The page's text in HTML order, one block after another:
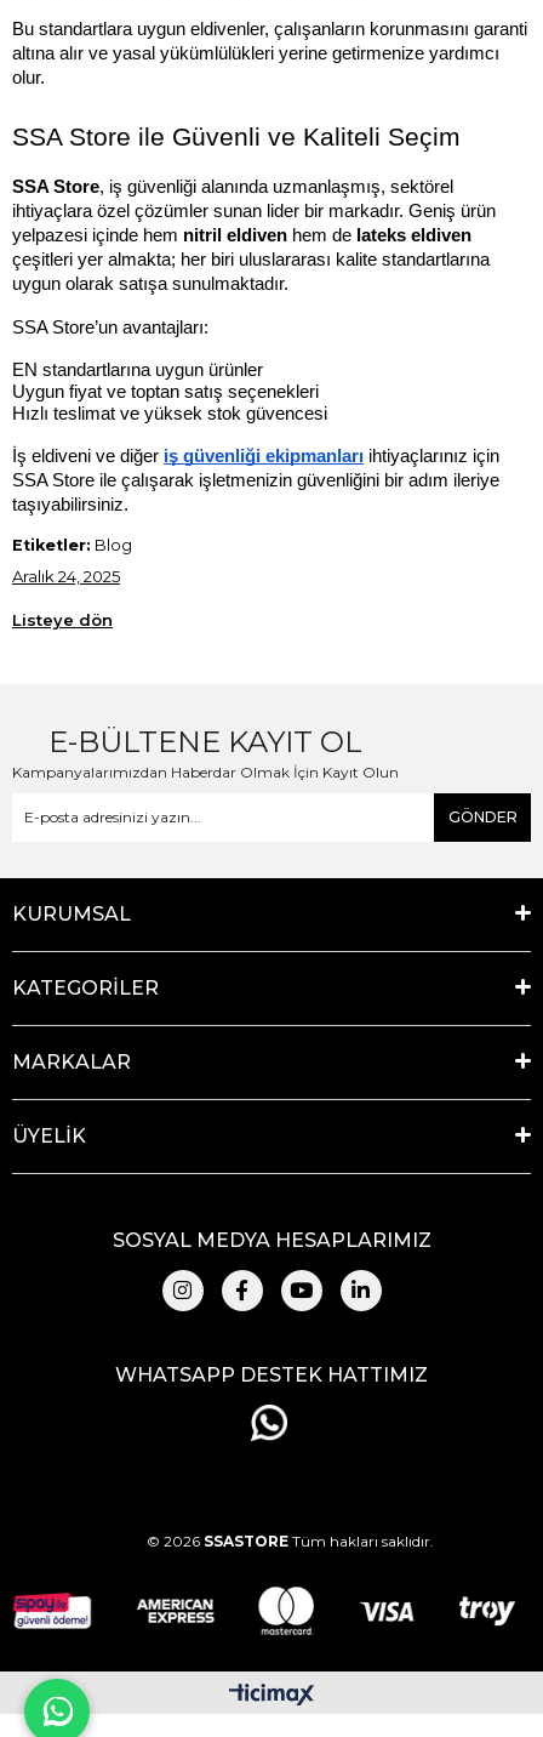
Bu standartlara uygun eldivenler, çalışanların korunmasını garanti
altına alır ve yasal yükümlülükleri yerine getirmenize yardımcı
olur.
SSA Store ile Güvenli ve Kaliteli Seçim
SSA Store, iş güvenliği alanında uzmanlaşmış, sektörel
ihtiyaçlara özel çözümler sunan lider bir markadır. Geniş ürün
yelpazesi içinde hem nitril eldiven hem de lateks eldiven
çeşitleri yer almakta; her biri uluslararası kalite standartlarına
uygun olarak satışa sunulmaktadır.
SSA Store’un avantajları:
EN standartlarına uygun ürünler
Uygun fiyat ve toptan satış seçenekleri
Hızlı teslimat ve yüksek stok güvencesi
İş eldiveni ve diğer iş güvenliği ekipmanları ihtiyaçlarınız için
SSA Store ile çalışarak işletmenizin güvenliğini bir adım ileriye
taşıyabilirsiniz.
Etiketler: Blog
Aralık 24, 2025
Listeye dön
E-BÜLTENE KAYIT OL
Kampanyalarımızdan Haberdar Olmak İçin Kayıt Olun
GÖNDER
KURUMSAL
KATEGORİLER
MARKALAR
ÜYELİK
SOSYAL MEDYA HESAPLARIMIZ
WHATSAPP DESTEK HATTIMIZ
© 2026 SSASTORE Tüm hakları saklıdır.